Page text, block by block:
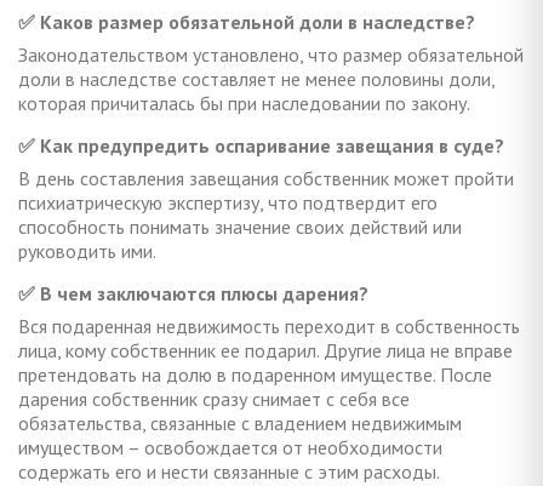
✅ Каков размер обязательной доли в наследстве?
Законодательством установлено, что размер обязательной
доли в наследстве составляет не менее половины доли,
которая причиталась бы при наследовании по закону.
✅ Как предупредить оспаривание завещания в суде?
В день составления завещания собственник может пройти
психиатрическую экспертизу, что подтвердит его
способность понимать значение своих действий или
руководить ими.
✅ В чем заключаются плюсы дарения?
Вся подаренная недвижимость переходит в собственность
лица, кому собственник ее подарил. Другие лица не вправе
претендовать на долю в подаренном имуществе. После
дарения собственник сразу снимает с себя все
обязательства, связанные с владением недвижимым
имуществом – освобождается от необходимости
содержать его и нести связанные с этим расходы.